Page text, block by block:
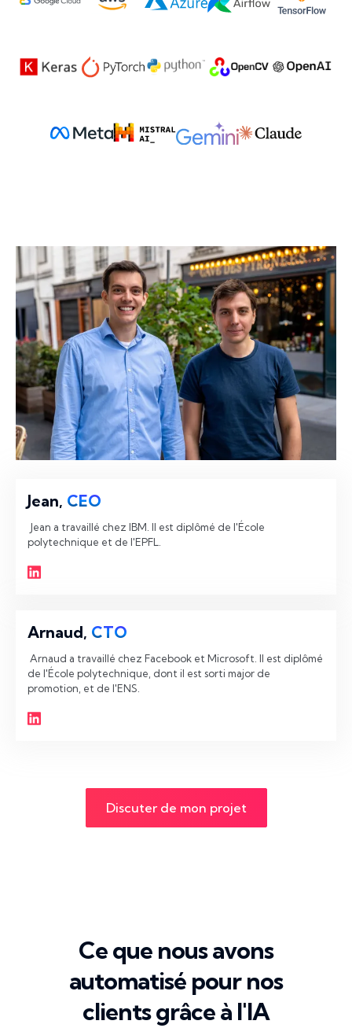
Jean, CEO
polytechnique et de l'EPFL.
Arnaud, CTO
de l'École polytechnique, dont il est sorti major de
promotion, et de l'ENS.
Discuter de mon projet
Ce que nous avons
automatisé pour nos
clients grâce à l'IA